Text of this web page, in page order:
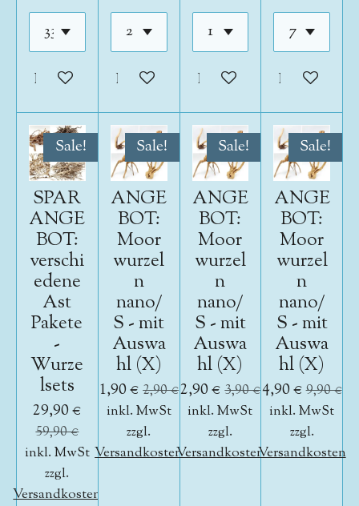
In den WarenkorbIn den WarenkorbIn den Warenkorb
In den
Sale!
SPAR
ANGE
BOT:
verschi
edene
Ast
Pakete
-
Wurze
lsets
29,90 €
59,90 €
inkl. MwSt
zzgl.
Versandkosten
Sale!
ANGE
BOT:
Moor
wurzel
n
nano/
S - mit
Auswa
hl (X)
1,90 € 2,90 €
inkl. MwSt
zzgl.
Versandkosten
Sale!
ANGE
BOT:
Moor
wurzel
n
nano/
S - mit
Auswa
hl (X)
2,90 € 3,90 €
inkl. MwSt
zzgl.
Versandkosten
Sale!
ANGE
BOT:
Moor
wurzel
n
nano/
S - mit
Auswa
hl (X)
4,90 €9,90 €
inkl. MwSt
zzgl.
Versandkosten